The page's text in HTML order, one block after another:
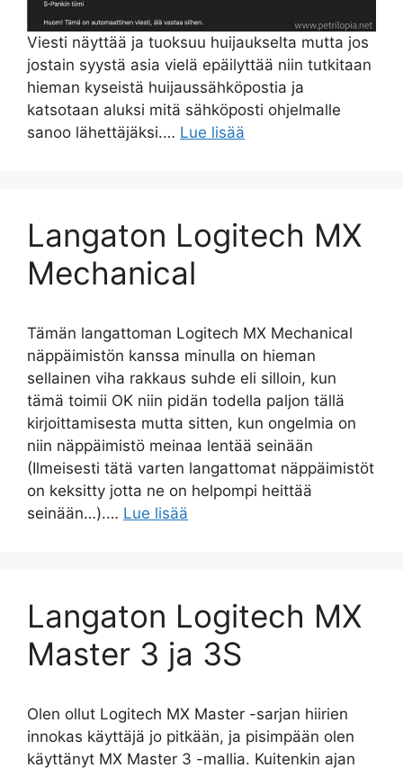
Viesti näyttää ja tuoksuu huijaukselta mutta jos
jostain syystä asia vielä epäilyttää niin tutkitaan
hieman kyseistä huijaussähköpostia ja
katsotaan aluksi mitä sähköposti ohjelmalle
sanoo lähettäjäksi.… Lue lisää
Langaton Logitech MX
Mechanical
Tämän langattoman Logitech MX Mechanical
näppäimistön kanssa minulla on hieman
sellainen viha rakkaus suhde eli silloin, kun
tämä toimii OK niin pidän todella paljon tällä
kirjoittamisesta mutta sitten, kun ongelmia on
niin näppäimistö meinaa lentää seinään
(Ilmeisesti tätä varten langattomat näppäimistöt
on keksitty jotta ne on helpompi heittää
seinään…).… Lue lisää
Langaton Logitech MX
Master 3 ja 3S
Olen ollut Logitech MX Master -sarjan hiirien
innokas käyttäjä jo pitkään, ja pisimpään olen
käyttänyt MX Master 3 -mallia. Kuitenkin ajan